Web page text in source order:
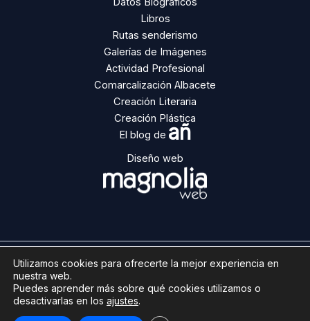
Libros
Rutas senderismo
Galerías de Imágenes
Actividad Profesional
Comarcalización Albacete
Creación Literaria
Creación Plástica
El blog de añ
Diseño web
Copyright © 2026 | Ángel Ñacle
Aviso legal
Política de cookies
Utilizamos cookies para ofrecerte la mejor experiencia en
nuestra web.
Puedes aprender más sobre qué cookies utilizamos o
desactivarlas en los ajustes.